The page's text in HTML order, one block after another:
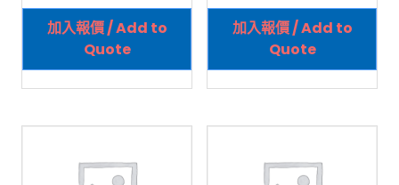
加入報價 / Add to
Quote
加入報價 / Add to
Quote